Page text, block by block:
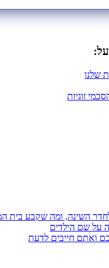
שלנו
זוגיות
השינה, ומה שקבע בית
על שם הילדים
ואתם חייבים לדעת